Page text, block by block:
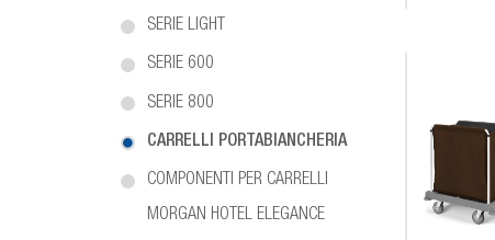
SERIE LIGHT
SERIE 600
SERIE 800
CARRELLI PORTABIANCHERIA
COMPONENTI PER CARRELLI
MORGAN HOTEL ELEGANCE